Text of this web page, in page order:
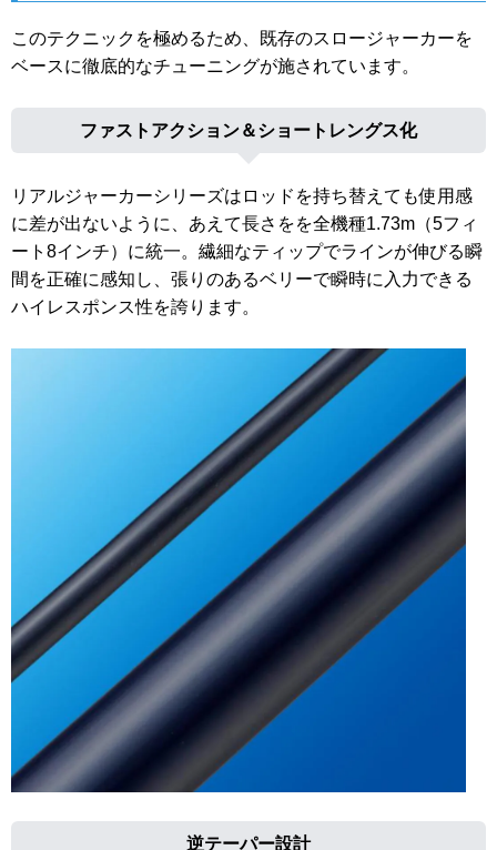
このテクニックを極めるため、既存のスロージャーカーを
ベースに徹底的なチューニングが施されています。
ファストアクション＆ショートレングス化
リアルジャーカーシリーズはロッドを持ち替えても使用感
に差が出ないように、あえて長さをを全機種1.73m（5フィ
ート8インチ）に統一。繊細なティップでラインが伸びる瞬
間を正確に感知し、張りのあるベリーで瞬時に入力できる
ハイレスポンス性を誇ります。
逆テーパー設計